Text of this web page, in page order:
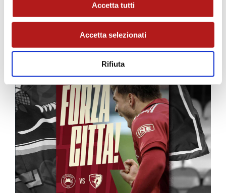
Accetta tutti
Accetta selezionati
Rifiuta
MATCH PROGRAM